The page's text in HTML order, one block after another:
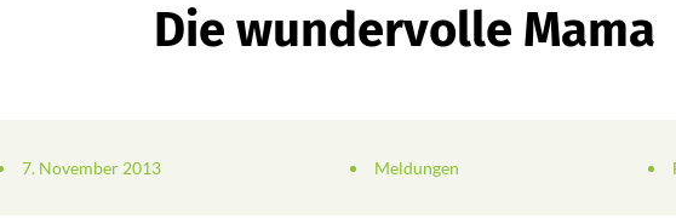
Die wundervolle Mama
7. November 2013 Meldungen